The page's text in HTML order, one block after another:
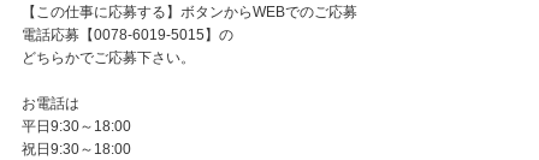
【この仕事に応募する】ボタンからWEBでのご応募
電話応募【0078-6019-5015】の
どちらかでご応募下さい。
お電話は
平日9:30～18:00
祝日9:30～18:00